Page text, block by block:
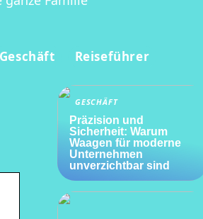
Geschäft Reiseführer
GESCHÄFT
Präzision und
Sicherheit: Warum
Waagen für moderne
Unternehmen
unverzichtbar sind